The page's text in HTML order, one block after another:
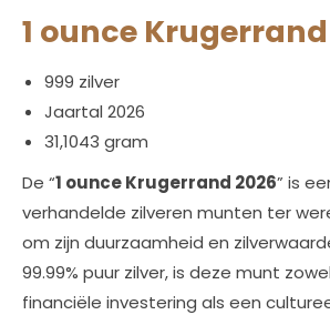
1 ounce
999 zilver
Jaartal 2026
31,1043 gram
De “1 ounce Krugerrand 2026” is
verhandelde zilveren munten ter
om zijn duurzaamheid en
99.99% puur zilver, is deze munt
financiële investering als een